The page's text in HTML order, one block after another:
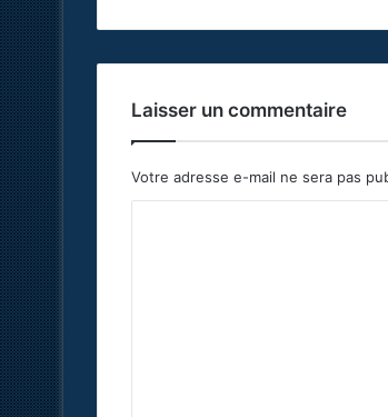
Laisser un commentaire
Votre adresse e-mail ne sera pas